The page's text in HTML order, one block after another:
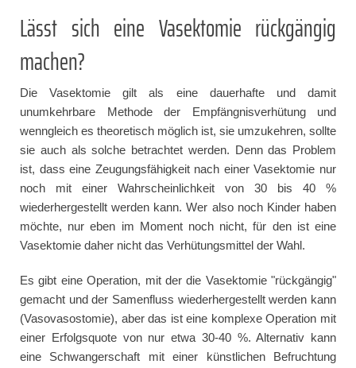
Lässt sich eine Vasektomie rückgängig
machen?
Die Vasektomie gilt als eine dauerhafte und damit
unumkehrbare Methode der Empfängnisverhütung und
wenngleich es theoretisch möglich ist, sie umzukehren, sollte
sie auch als solche betrachtet werden. Denn das Problem
ist, dass eine Zeugungsfähigkeit nach einer Vasektomie nur
noch mit einer Wahrscheinlichkeit von 30 bis 40 %
wiederhergestellt werden kann. Wer also noch Kinder haben
möchte, nur eben im Moment noch nicht, für den ist eine
Vasektomie daher nicht das Verhütungsmittel der Wahl.
Es gibt eine Operation, mit der die Vasektomie "rückgängig"
gemacht und der Samenfluss wiederhergestellt werden kann
(Vasovasostomie), aber das ist eine komplexe Operation mit
einer Erfolgsquote von nur etwa 30-40 %. Alternativ kann
eine Schwangerschaft mit einer künstlichen Befruchtung